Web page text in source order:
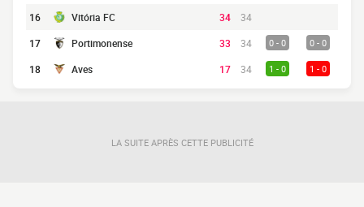
16 Vitória FC 34
34
17
Portimonense 33 34 0 - 0 0 - 0
18 Aves 17 34 1 - 0 1 - 0
LA SUITE APRÈS CETTE PUBLICITÉ